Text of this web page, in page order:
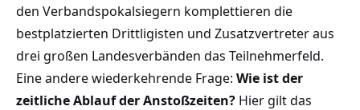
den Verbandspokalsiegern komplettieren die
bestplatzierten Drittligisten und Zusatzvertreter aus
drei großen Landesverbänden das Teilnehmerfeld.
Eine andere wiederkehrende Frage: Wie ist der
zeitliche Ablauf der Anstoßzeiten? Hier gilt das